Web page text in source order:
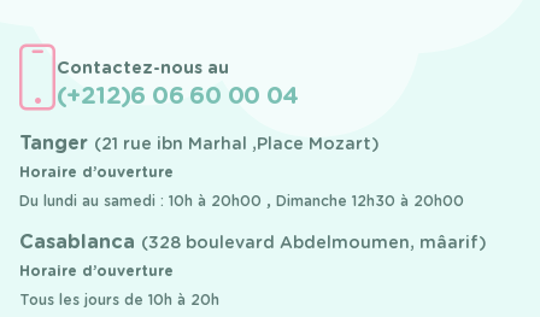
Contactez-nous au
(+212)6 06 60 00 04
Tanger (21 rue ibn Marhal ,Place Mozart)
Horaire d’ouverture
Du lundi au samedi : 10h à 20h00 , Dimanche 12h30 à 20h00
Casablanca (328 boulevard Abdelmoumen, mâarif)
Horaire d’ouverture
Tous les jours de 10h à 20h